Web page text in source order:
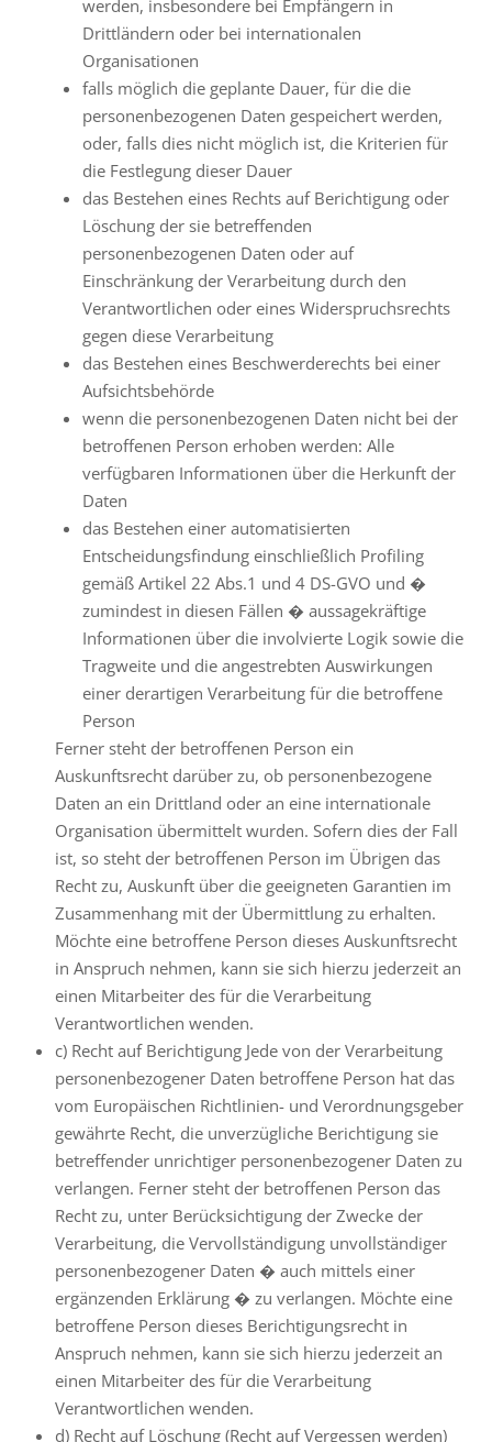
werden, insbesondere bei Empfängern in
Drittländern oder bei internationalen
Organisationen
falls möglich die geplante Dauer, für die die
personenbezogenen Daten gespeichert werden,
oder, falls dies nicht möglich ist, die Kriterien für
die Festlegung dieser Dauer
das Bestehen eines Rechts auf Berichtigung oder
Löschung der sie betreffenden
personenbezogenen Daten oder auf
Einschränkung der Verarbeitung durch den
Verantwortlichen oder eines Widerspruchsrechts
gegen diese Verarbeitung
das Bestehen eines Beschwerderechts bei einer
Aufsichtsbehörde
wenn die personenbezogenen Daten nicht bei der
betroffenen Person erhoben werden: Alle
verfügbaren Informationen über die Herkunft der
Daten
das Bestehen einer automatisierten
Entscheidungsfindung einschließlich Profiling
gemäß Artikel 22 Abs.1 und 4 DS-GVO und �
zumindest in diesen Fällen � aussagekräftige
Informationen über die involvierte Logik sowie die
Tragweite und die angestrebten Auswirkungen
einer derartigen Verarbeitung für die betroffene
Person
Ferner steht der betroffenen Person ein
Auskunftsrecht darüber zu, ob personenbezogene
Daten an ein Drittland oder an eine internationale
Organisation übermittelt wurden. Sofern dies der Fall
ist, so steht der betroffenen Person im Übrigen das
Recht zu, Auskunft über die geeigneten Garantien im
Zusammenhang mit der Übermittlung zu erhalten.
Möchte eine betroffene Person dieses Auskunftsrecht
in Anspruch nehmen, kann sie sich hierzu jederzeit an
einen Mitarbeiter des für die Verarbeitung
Verantwortlichen wenden.
c) Recht auf Berichtigung Jede von der Verarbeitung
personenbezogener Daten betroffene Person hat das
vom Europäischen Richtlinien- und Verordnungsgeber
gewährte Recht, die unverzügliche Berichtigung sie
betreffender unrichtiger personenbezogener Daten zu
verlangen. Ferner steht der betroffenen Person das
Recht zu, unter Berücksichtigung der Zwecke der
Verarbeitung, die Vervollständigung unvollständiger
personenbezogener Daten � auch mittels einer
ergänzenden Erklärung � zu verlangen. Möchte eine
betroffene Person dieses Berichtigungsrecht in
Anspruch nehmen, kann sie sich hierzu jederzeit an
einen Mitarbeiter des für die Verarbeitung
Verantwortlichen wenden.
d) Recht auf Löschung (Recht auf Vergessen werden)